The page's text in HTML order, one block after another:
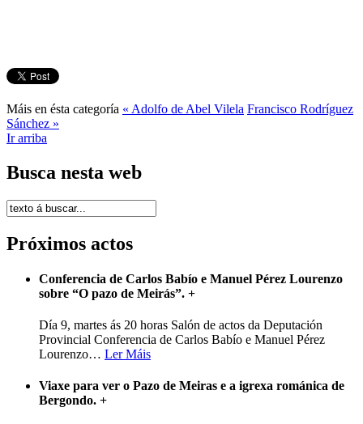
Máis en ésta categoría « Adolfo de Abel Vilela Francisco Rodríguez
Sánchez »
Ir arriba
Busca nesta web
Próximos actos
Conferencia de Carlos Babío e Manuel Pérez Lourenzo
sobre “O pazo de Meirás”. +
Día 9, martes ás 20 horas Salón de actos da Deputación
Provincial Conferencia de Carlos Babío e Manuel Pérez
Lourenzo… Ler Máis
Viaxe para ver o Pazo de Meiras e a igrexa románica de
Bergondo. +